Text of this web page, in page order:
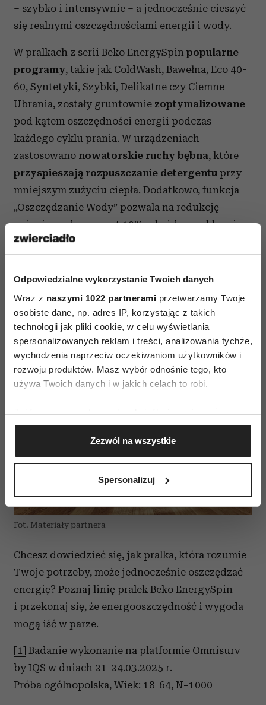
Odpowiedzialne wykorzystanie Twoich danych
Wraz z naszymi 1022 partnerami przetwarzamy Twoje
osobiste dane, np. adres IP, korzystając z takich
technologii jak pliki cookie, w celu wyświetlania
spersonalizowanych reklam i treści, analizowania tychże,
wychodzenia naprzeciw oczekiwaniom użytkowników i
rozwoju produktów. Masz wybór odnośnie tego, kto
używa Twoich danych i w jakich celach to robi.
Jeśli wyrazisz na to zgodę, chcielibyśmy również:
Gromadzić dane dotyczące Twojej lokalizacji
geograficznej z dokładnością nawet do kilku metrów
Identyfikować Twoje urządzenie, aktywnie
(fingerprinting, czyli wirtualny odcisk palca)
dane są przetwarzane oraz ustaw własne preferencje w
sekcji szczegółów. W Deklaracji plików cookie możesz
Wykorzystujemy pliki cookie do spersonalizowania treści
i reklam, aby oferować funkcje społecznościowe i
analizować ruch w naszej witrynie. Informacje o tym, jak
korzystasz z naszej witryny, udostępniamy partnerom
społecznościowym, reklamowym i analitycznym.
Partnerzy mogą połączyć te informacje z innymi danymi
otrzymanymi od Ciebie lub uzyskanymi podczas
korzystania z ich usług.
Zezwól na wszystkie
Spersonalizuj
– szybko i intensywnie – a jednocześnie cieszyć
się realnymi oszczędnościami energii i wody.
W pralkach z serii Beko EnergySpin popularne
programy, takie jak ColdWash, Bawełna, Eco 40-
60, Syntetyki, Szybki, Delikatne czy Ciemne
Ubrania, zostały gruntownie zoptymalizowane
pod kątem oszczędności energii podczas
każdego cyklu prania. W urządzeniach
zastosowano nowatorskie ruchy bębna, które
przyspieszają rozpuszczanie detergentu przy
mniejszym zużyciu ciepła. Dodatkowo, funkcja
„Oszczędzanie Wody” pozwala na redukcję
zużycia wody o nawet 10% w każdym cyklu, nie
rezygnując przy tym z efektywności prania.
wtechnologię SteamCure– wykorzystującą
parę wodną na początku i na końcu cyklu, która
odświeża tkaniny, nadaje im lekkość, ułatwia
usuwanie zabrudzeń oraz zmniejsza ilość
zagnieceń.
Fot. Materiały partnera
Chcesz dowiedzieć się, jak pralka, która rozumie
Twoje potrzeby, może jednocześnie oszczędzać
energię? Poznaj linię pralek Beko EnergySpin
i przekonaj się, że energooszczędność i wygoda
mogą iść w parze.
[1] Badanie wykonanie na platformie Omnisurv
by IQS w dniach 21-24.03.2025 r.
Próba ogólnopolska, Wiek: 18-64, N=1000